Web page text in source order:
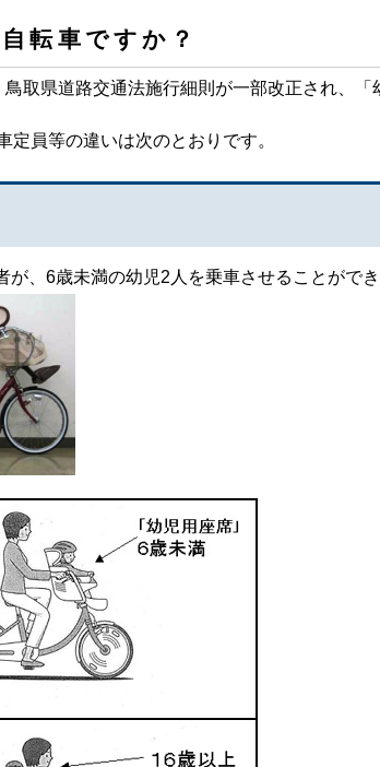
転車ですか？
取県道路交通法施行細則が一部改正され、
定員等の違いは次のとおりです。
が、6歳未満の幼児2人を乗車させることがで